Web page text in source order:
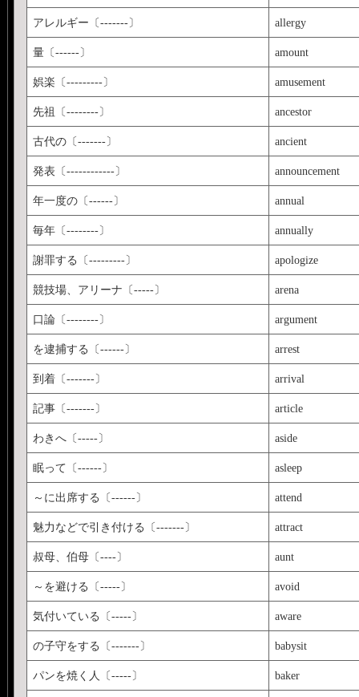
アレルギー〔-------〕 allergy
量〔------〕 amount
娯楽〔---------〕 amusement
先祖〔--------〕 ancestor
古代の〔-------〕 ancient
発表〔------------〕 announcement
年一度の〔------〕 annual
毎年〔--------〕 annually
謝罪する〔---------〕 apologize
競技場、アリーナ〔-----〕 arena
口論〔--------〕 argument
を逮捕する〔------〕 arrest
到着〔-------〕 arrival
記事〔-------〕 article
わきへ〔-----〕 aside
眠って〔------〕 asleep
～に出席する〔------〕 attend
魅力などで引き付ける〔-------〕 attract
叔母、伯母〔----〕 aunt
～を避ける〔-----〕 avoid
気付いている〔-----〕 aware
の子守をする〔-------〕 babysit
パンを焼く人〔-----〕 baker